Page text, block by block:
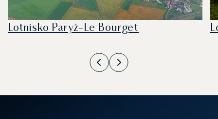
Lotnisko Paryż-Le Bourget